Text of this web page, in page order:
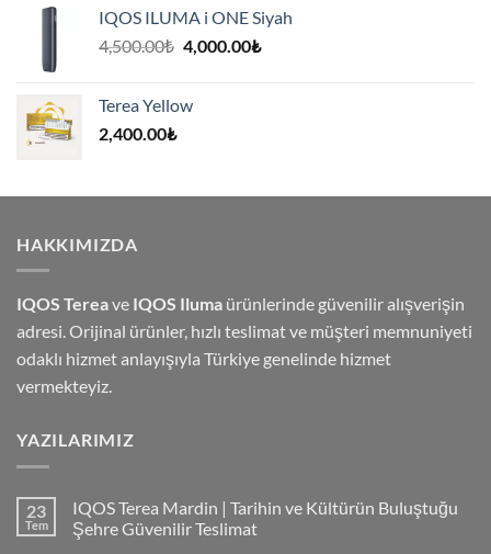
IQOS ILUMA i ONE Siyah
4,500.00₺ Orijinal
4,000.00₺Şu
Terea Yellow
2,400.00₺
HAKKIMIZDA
IQOS Tereave IQOS Iluma ürünlerinde güvenilir alışverişin
adresi. Orijinal ürünler, hızlı teslimat ve müşteri memnuniyeti
odaklı hizmet anlayışıyla Türkiye genelinde hizmet
vermekteyiz.
YAZILARIMIZ
23
Tem
IQOS Terea Mardin | Tarihin ve Kültürün Buluştuğu
Şehre Güvenilir Teslimat